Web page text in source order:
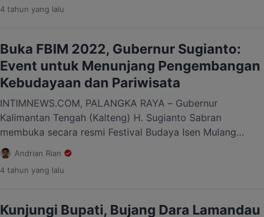
Budaya FBIM tahun ini berbeda dengan tahun sebelumnya,
protokol kesehatan Covid-19, menjaga jarak dan
menggunakan masker […]
4 tahun yang lalu
Buka FBIM 2022, Gubernur Sugianto:
Event untuk Menunjang Pengembangan
Kebudayaan dan Pariwisata
INTIMNEWS.COM, PALANGKA RAYA – Gubernur
Kalimantan Tengah (Kalteng) H. Sugianto Sabran
membuka secara resmi Festival Budaya Isen Mulang
(FBIM) Tahun 2022, bertempat di Bundaran Besar
Palangka Raya, Selasa (17/5/2022). FBIM ini merupakan
bagian dari rangkaian peringatan Hari Jadi ke-65 Provinsi
Bundaran Besar Palangka Raya untuk menyaksikan acara
Andrian Rian
4 tahun yang lalu
Kunjungi Bupati, Bujang Dara Lamandau